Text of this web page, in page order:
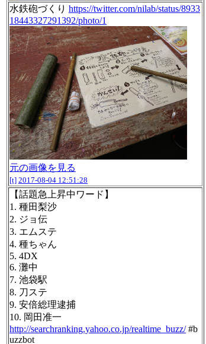
水鉄砲づくり https://twitter.com/nilab/status/8933
18443327291392/photo/1
元の画像を見る
[t] 2017-08-04 12:51:28
【話題急上昇中ワード】
1. 種田梨沙
2. ジョ伝
3. エムステ
4. 種ちゃん
5. 4DX
6. 灘中
7. 池袋駅
8. 刀ステ
9. 安倍総理逮捕
10. 岡田准一
http://searchranking.yahoo.co.jp/realtime_buzz/#b
uzzbot